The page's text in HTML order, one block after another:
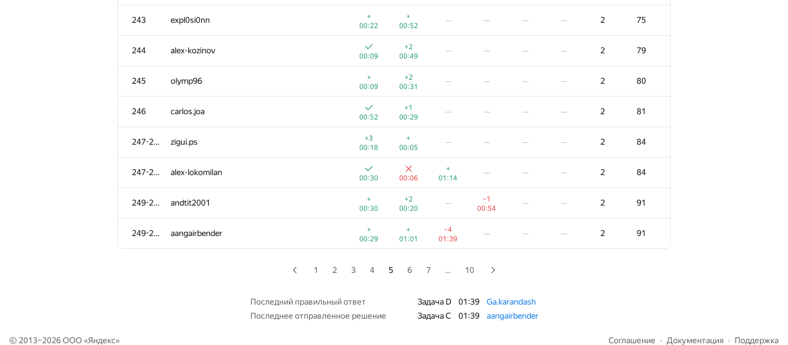
243 expl0si0nn
+
00:22
+
00:52
— — — — 2 75
244 alex-kozinov
00:09
+2
00:49
— — — — 2 79
245 olymp96
+
00:09
+2
00:31
— — — — 2 80
246 carlos.joa
00:52
+1
00:29
— — — — 2 81
247-248 zigui.ps
+3
00:18
+
00:05
— — — — 2 84
247-248 alex-lokomilan
00:30 00:06
+
01:14
— — — 2 84
249-250 andtit2001
+
00:30
+2
00:20
—
−1
00:54
— — 2 91
249-250 aangairbender
+
00:29
+
01:01
−4
01:39
— — — 2 91
208 kochetovnicolai
00:30 00:42
2 16
209 mahmud2690
00:16 00:02 01:23
2 21
210 Alexey
00:04
+
00:19
2 23
211 kochekov.kerim2017
00:44
00:19
2 27
kreker-bububu
+
00:09
00:19
01:26
2 29
Znooo
00:30 00:12 01:17
2 29
214 LLI.E.P.JI.O.K
00:06
+1
00:26
01:39
— 2 33
215 alexey.enkov
00:30
00:23
−2
01:10
2 34
— —
1 2 3 4 5 6 7 … 10
Последний правильный ответ Задача D 01:39
Ga.karandash
Последнее отправленное решение
Задача C 01:39 aangairbender
© 2013–2026 ООО «Яндекс» Соглашение Документация Поддержка